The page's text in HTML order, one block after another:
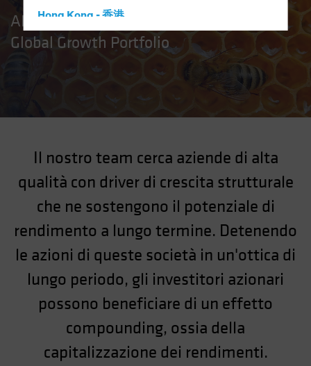
Hong Kong - 香港
Hungary
Netherlands
New Zealand
Norway
Other Asia-Pacific
Poland
Sweden
AB European Growth Portfolio e AB
Global Growth Portfolio
Il nostro team cerca aziende di alta
qualità con driver di crescita strutturale
che ne sostengono il potenziale di
rendimento a lungo termine. Detenendo
le azioni di queste società in un'ottica di
lungo periodo, gli investitori azionari
possono beneficiare di un effetto
compounding, ossia della
capitalizzazione dei rendimenti.